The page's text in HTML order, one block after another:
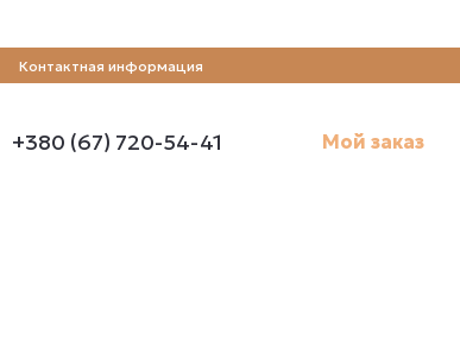
Контактная информация
+380 (67) 720-54-41 Мой заказ